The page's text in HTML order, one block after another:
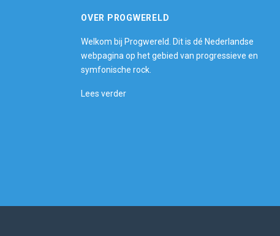
OVER PROGWERELD
Welkom bij Progwereld. Dit is dé Nederlandse
webpagina op het gebied van progressieve en
symfonische rock.
Lees verder